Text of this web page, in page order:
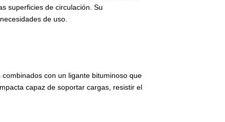
superficies de circulación. Su
de uso.
con un ligante bituminoso que
capaz de soportar cargas, resistir el